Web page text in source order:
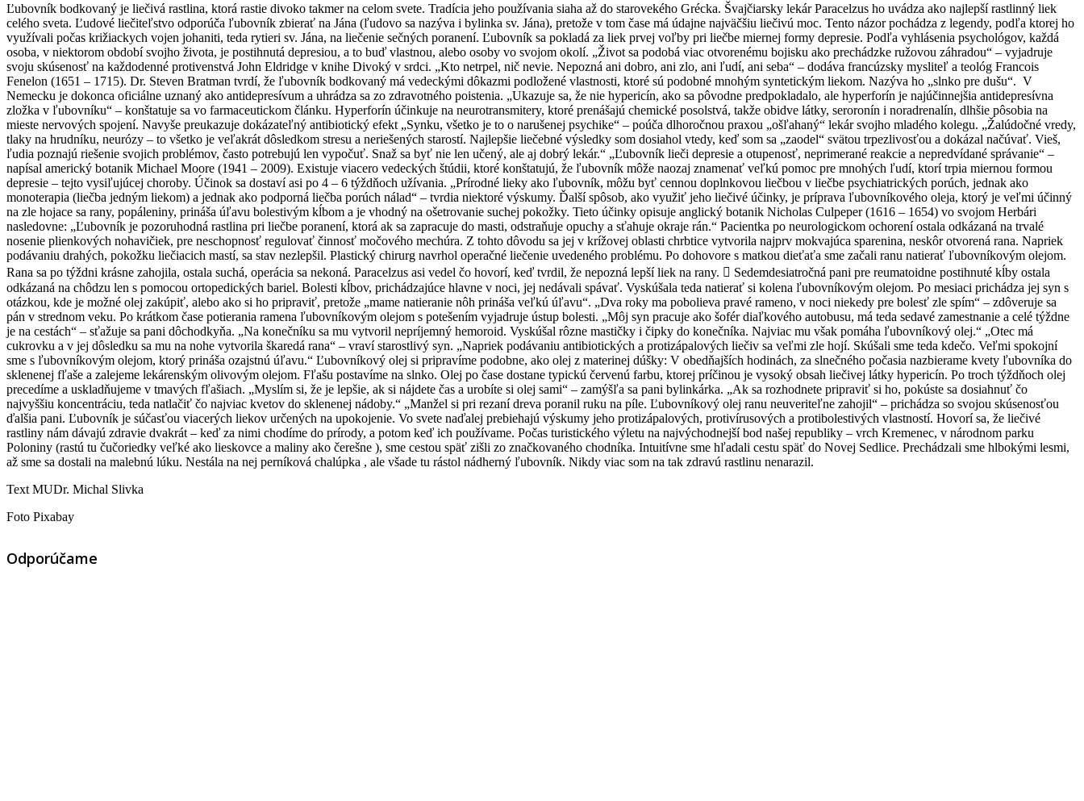
Ľubovník bodkovaný je liečivá rastlina, ktorá rastie divoko takmer na celom svete. Tradícia jeho používania siaha až do starovekého Grécka. Švajčiarsky lekár Paracelzus ho uvádza ako najlepší rastlinný liek
celého sveta. Ľudové liečiteľstvo odporúča ľubovník zbierať na Jána (ľudovo sa nazýva i bylinka sv. Jána), pretože v tom čase má údajne najväčšiu liečivú moc. Tento názor pochádza z legendy, podľa ktorej ho
využívali počas križiackych vojen johaniti, teda rytieri sv. Jána, na liečenie sečných poranení. Ľubovník sa pokladá za liek prvej voľby pri liečbe miernej formy depresie. Podľa vyhlásenia psychológov, každá
osoba, v niektorom období svojho života, je postihnutá depresiou, a to buď vlastnou, alebo osoby vo svojom okolí. „Život sa podobá viac otvorenému bojisku ako prechádzke ružovou záhradou“ – vyjadruje
svoju skúsenosť na každodenné protivenstvá John Eldridge v knihe Divoký v srdci. „Kto netrpel, nič nevie. Nepozná ani dobro, ani zlo, ani ľudí, ani seba“ – dodáva francúzsky mysliteľ a teológ Francois
Fenelon (1651 – 1715). Dr. Steven Bratman tvrdí, že ľubovník bodkovaný má vedeckými dôkazmi podložené vlastnosti, ktoré sú podobné mnohým syntetickým liekom. Nazýva ho „slnko pre dušu“. V
Nemecku je dokonca oficiálne uznaný ako antidepresívum a uhrádza sa zo zdravotného poistenia. „Ukazuje sa, že nie hypericín, ako sa pôvodne predpokladalo, ale hyperforín je najúčinnejšia antidepresívna
zložka v ľubovníku“ – konštatuje sa vo farmaceutickom článku. Hyperforín účinkuje na neurotransmitery, ktoré prenášajú chemické posolstvá, takže obidve látky, seroronín i noradrenalín, dlhšie pôsobia na
mieste nervových spojení. Navyše preukazuje dokázateľný antibiotický efekt „Synku, všetko je to o narušenej psychike“ – poúča dlhoročnou praxou „ošľahaný“ lekár svojho mladého kolegu. „Žalúdočné vredy,
tlaky na hrudníku, neurózy – to všetko je veľakrát dôsledkom stresu a neriešených starostí. Najlepšie liečebné výsledky som dosiahol vtedy, keď som sa „zaodel“ svätou trpezlivosťou a dokázal načúvať. Vieš,
ľudia poznajú riešenie svojich problémov, často potrebujú len vypočuť. Snaž sa byť nie len učený, ale aj dobrý lekár.“ „Ľubovník lieči depresie a otupenosť, neprimerané reakcie a nepredvídané správanie“ –
napísal americký botanik Michael Moore (1941 – 2009). Existuje viacero vedeckých štúdii, ktoré konštatujú, že ľubovník môže naozaj znamenať veľkú pomoc pre mnohých ľudí, ktorí trpia miernou formou
depresie – tejto vysiľujúcej choroby. Účinok sa dostaví asi po 4 – 6 týždňoch užívania. „Prírodné lieky ako ľubovník, môžu byť cennou doplnkovou liečbou v liečbe psychiatrických porúch, jednak ako
monoterapia (liečba jedným liekom) a jednak ako podporná liečba porúch nálad“ – tvrdia niektoré výskumy. Ďalší spôsob, ako využiť jeho liečivé účinky, je príprava ľubovníkového oleja, ktorý je veľmi účinný
na zle hojace sa rany, popáleniny, prináša úľavu bolestivým kĺbom a je vhodný na ošetrovanie suchej pokožky. Tieto účinky opisuje anglický botanik Nicholas Culpeper (1616 – 1654) vo svojom Herbári
nasledovne: „Ľubovník je pozoruhodná rastlina pri liečbe poranení, ktorá ak sa zapracuje do masti, odstraňuje opuchy a sťahuje okraje rán.“ Pacientka po neurologickom ochorení ostala odkázaná na trvalé
nosenie plienkových nohavičiek, pre neschopnosť regulovať činnosť močového mechúra. Z tohto dôvodu sa jej v krížovej oblasti chrbtice vytvorila najprv mokvajúca sparenina, neskôr otvorená rana. Napriek
podávaniu drahých, pokožku liečiacich mastí, sa stav nezlepšil. Plastický chirurg navrhol operačné liečenie uvedeného problému. Po dohovore s matkou dieťaťa sme začali ranu natierať ľubovníkovým olejom.
Rana sa po týždni krásne zahojila, ostala suchá, operácia sa nekoná. Paracelzus asi vedel čo hovorí, keď tvrdil, že nepozná lepší liek na rany.  Sedemdesiatročná pani pre reumatoidne postihnuté kĺby ostala
odkázaná na chôdzu len s pomocou ortopedických bariel. Bolesti kĺbov, prichádzajúce hlavne v noci, jej nedávali spávať. Vyskúšala teda natierať si kolena ľubovníkovým olejom. Po mesiaci prichádza jej syn s
otázkou, kde je možné olej zakúpiť, alebo ako si ho pripraviť, pretože „mame natieranie nôh prináša veľkú úľavu“. „Dva roky ma pobolieva pravé rameno, v noci niekedy pre bolesť zle spím“ – zdôveruje sa
pán v strednom veku. Po krátkom čase potierania ramena ľubovníkovým olejom s potešením vyjadruje ústup bolesti. „Môj syn pracuje ako šofér diaľkového autobusu, má teda sedavé zamestnanie a celé týždne
je na cestách“ – sťažuje sa pani dôchodkyňa. „Na konečníku sa mu vytvoril nepríjemný hemoroid. Vyskúšal rôzne mastičky i čipky do konečníka. Najviac mu však pomáha ľubovníkový olej.“ „Otec má
cukrovku a v jej dôsledku sa mu na nohe vytvorila škaredá rana“ – vraví starostlivý syn. „Napriek podávaniu antibiotických a protizápalových liečiv sa veľmi zle hojí. Skúšali sme teda kdečo. Veľmi spokojní
sme s ľubovníkovým olejom, ktorý prináša ozajstnú úľavu.“ Ľubovníkový olej si pripravíme podobne, ako olej z materinej dúšky: V obedňajších hodinách, za slnečného počasia nazbierame kvety ľubovníka do
sklenenej fľaše a zalejeme lekárenským olivovým olejom. Fľašu postavíme na slnko. Olej po čase dostane typickú červenú farbu, ktorej príčinou je vysoký obsah liečivej látky hypericín. Po troch týždňoch olej
precedíme a uskladňujeme v tmavých fľašiach. „Myslím si, že je lepšie, ak si nájdete čas a urobíte si olej sami“ – zamýšľa sa pani bylinkárka. „Ak sa rozhodnete pripraviť si ho, pokúste sa dosiahnuť čo
najvyššiu koncentráciu, teda natlačiť čo najviac kvetov do sklenenej nádoby.“ „Manžel si pri rezaní dreva poranil ruku na píle. Ľubovníkový olej ranu neuveriteľne zahojil“ – prichádza so svojou skúsenosťou
ďalšia pani. Ľubovník je súčasťou viacerých liekov určených na upokojenie. Vo svete naďalej prebiehajú výskumy jeho protizápalových, protivírusových a protibolestivých vlastností. Hovorí sa, že liečivé
rastliny nám dávajú zdravie dvakrát – keď za nimi chodíme do prírody, a potom keď ich používame. Počas turistického výletu na najvýchodnejší bod našej republiky – vrch Kremenec, v národnom parku
Poloniny (rastú tu čučoriedky veľké ako lieskovce a maliny ako čerešne ), sme cestou späť zišli zo značkovaného chodníka. Intuitívne sme hľadali cestu späť do Novej Sedlice. Prechádzali sme hlbokými lesmi,
až sme sa dostali na malebnú lúku. Nestála na nej perníková chalúpka , ale všade tu rástol nádherný ľubovník. Nikdy viac som na tak zdravú rastlinu nenarazil.
Text MUDr. Michal Slivka
Foto Pixabay
Odporúčame